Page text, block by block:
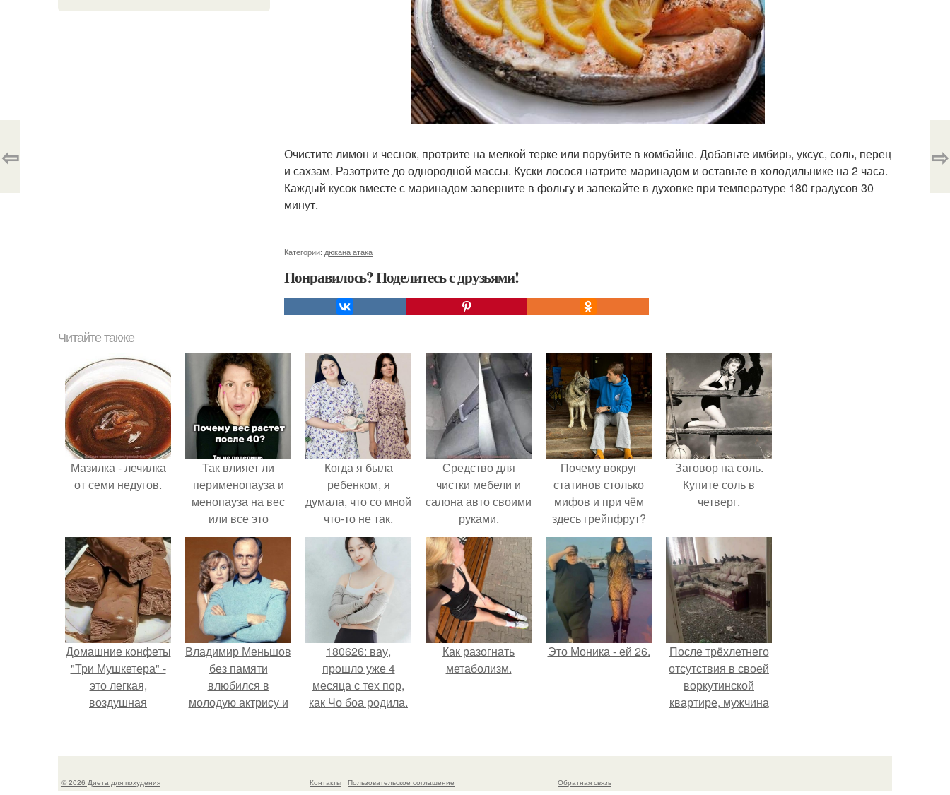
Очистите лимон и чеснок, протрите на мелкой терке или порубите в комбайне. Добавьте имбирь, уксус, соль, перец
и сахзам. Разотрите до однородной массы. Куски лосося натрите маринадом и оставьте в холодильнике на 2 часа.
Каждый кусок вместе с маринадом заверните в фольгу и запекайте в духовке при температуре 180 градусов 30
минут.
Категории: дюкана атака
Понравилось? Поделитесь с друзьями!
⇦ ⇨
Читайте также
Мазилка - лечилка
от семи недугов.
Так влияет ли
перименопауза и
менопауза на вес
или все это
ерунда?
Когда я была
ребенком, я
думала, что со мной
что-то не так.
Средство для
чистки мебели и
салона авто своими
руками.
Почему вокруг
статинов столько
мифов и при чём
здесь грейпфрут?
Заговор на соль.
Купите соль в
четверг.
Домашние конфеты
"Три Мушкетера" -
это легкая,
воздушная
молочным
Владимир Меньшов
без памяти
влюбился в
молодую актрису и
неё.
180626: вау,
прошло уже 4
месяца с тех пор,
как Чо боа родила.
Как разогнать
метаболизм.
Это Моника - ей 26.
После трёхлетнего
отсутствия в своей
воркутинской
квартире, мужчина
жилище стало
© 2026 Диета для похудения Контакты
Пользовательское соглашение
Обратная связь